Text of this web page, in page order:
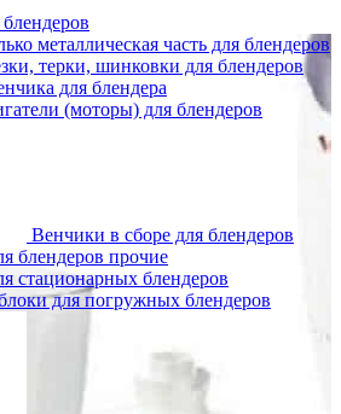
металлическая часть для блендеров
терки, шинковки для блендеров
для блендера
(моторы) для блендеров
Венчики в сборе для блендеров
блендеров прочие
стационарных блендеров
для погружных блендеров